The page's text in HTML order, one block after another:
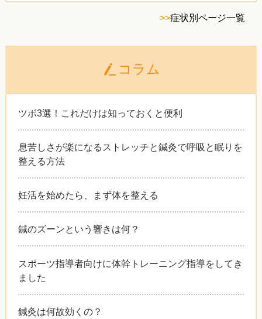
>>症状別ページ一覧
コラム
ツボ3選！これだけは知っておくと便利
息苦しさが楽になるストレッチと鍼灸で呼吸と眠りを
整える方法
妊活を始めたら、まず体を整える
鍼のズーンという響きは何？
スポーツ指導者向けに体幹トレーニング指導をしてき
ました
鍼灸は何故効くの？